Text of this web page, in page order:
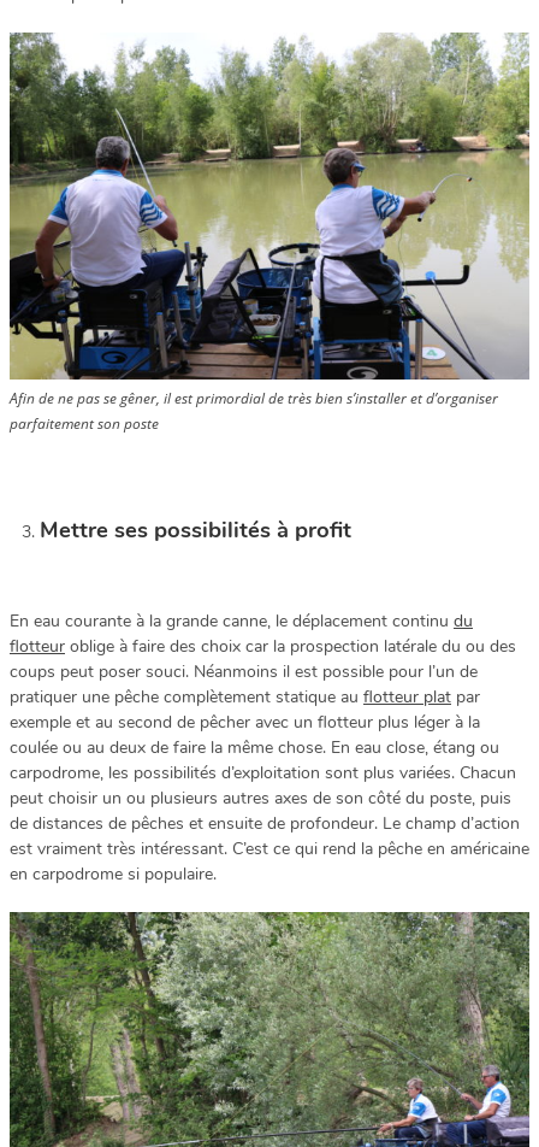
Afin de ne pas se gêner, il est primordial de très bien s’installer et d’organiser
parfaitement son poste
Mettre ses possibilités à profit
En eau courante à la grande canne, le déplacement continu du
flotteur oblige à faire des choix car la prospection latérale du ou des
coups peut poser souci. Néanmoins il est possible pour l’un de
pratiquer une pêche complètement statique au flotteur plat par
exemple et au second de pêcher avec un flotteur plus léger à la
coulée ou au deux de faire la même chose. En eau close, étang ou
carpodrome, les possibilités d’exploitation sont plus variées. Chacun
peut choisir un ou plusieurs autres axes de son côté du poste, puis
de distances de pêches et ensuite de profondeur. Le champ d’action
est vraiment très intéressant. C’est ce qui rend la pêche en américaine
en carpodrome si populaire.